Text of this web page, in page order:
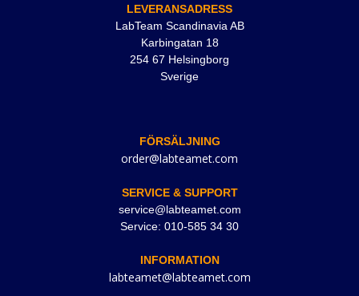
LEVERANSADRESS
LabTeam Scandinavia AB
Karbingatan 18
254 67 Helsingborg
Sverige
FÖRSÄLJNING
order@labteamet.com
SERVICE & SUPPORT
service@labteamet.com
Service: 010-585 34 30
INFORMATION
labteamet@labteamet.com